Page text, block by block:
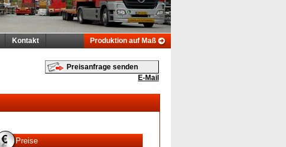
Kontakt Produktion auf Maß
Preisanfrage senden
E-Mail
Preise